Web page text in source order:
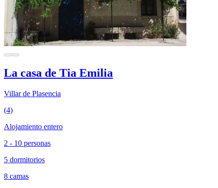
La casa de Tia Emilia
Villar de Plasencia
(4)
Alojamiento entero
2 - 10 personas
5 dormitorios
8 camas